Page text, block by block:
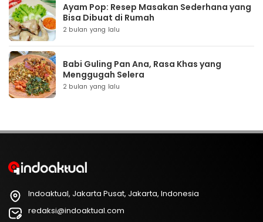
Ayam Pop: Resep Masakan Sederhana yang
Bisa Dibuat di Rumah
2 bulan yang lalu
Babi Guling Pan Ana, Rasa Khas yang
Menggugah Selera
2 bulan yang lalu
Indoaktual, Jakarta Pusat, Jakarta, Indonesia
redaksi@indoaktual.com